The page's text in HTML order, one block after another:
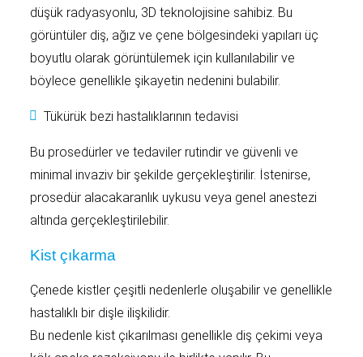
düşük radyasyonlu, 3D teknolojisine sahibiz. Bu
görüntüler diş, ağız ve çene bölgesindeki yapıları üç
boyutlu olarak görüntülemek için kullanılabilir ve
böylece genellikle şikayetin nedenini bulabilir.
Tükürük bezi hastalıklarının tedavisi
Bu prosedürler ve tedaviler rutindir ve güvenli ve
minimal invaziv bir şekilde gerçekleştirilir. İstenirse,
prosedür alacakaranlık uykusu veya genel anestezi
altında gerçekleştirilebilir.
Kist çıkarma
Çenede kistler çeşitli nedenlerle oluşabilir ve genellikle
hastalıklı bir dişle ilişkilidir.
Bu nedenle kist çıkarılması genellikle diş çekimi veya